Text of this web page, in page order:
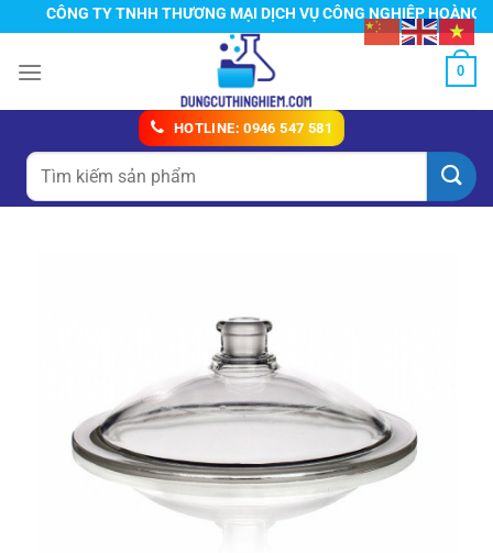
Chuyển
đến
nội
CÔNG TY TNHH THƯƠNG MẠI DỊCH VỤ CÔNG NGHIỆP HOÀNG TÍN
0
HOTLINE: 0946 547 581
Tìm
kiếm: